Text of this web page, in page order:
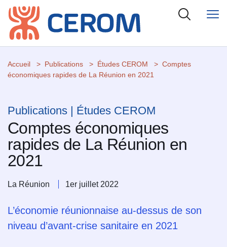
Accueil Publications Études CEROM
Comptes
économiques rapides de La Réunion en 2021
Publications | Études CEROM
Comptes économiques
rapides de La Réunion en
2021
La Réunion 1er juillet 2022
L’économie réunionnaise au-dessus de son
niveau d’avant-crise sanitaire en 2021